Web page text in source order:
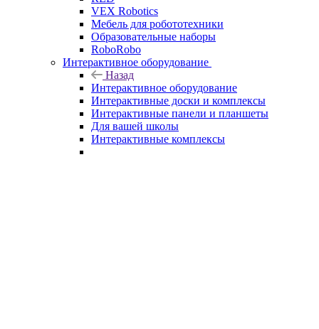
VEX Robotics
Мебель для робототехники
Образовательные наборы
RoboRobo
Интерактивное оборудование
Назад
Интерактивное оборудование
Интерактивные доски и комплексы
Интерактивные панели и планшеты
Для вашей школы
Интерактивные комплексы